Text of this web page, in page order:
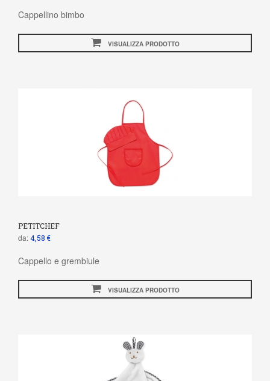
Cappellino bimbo
VISUALIZZA PRODOTTO
PETITCHEF
da:4,58 €
Cappello e grembiule
VISUALIZZA PRODOTTO